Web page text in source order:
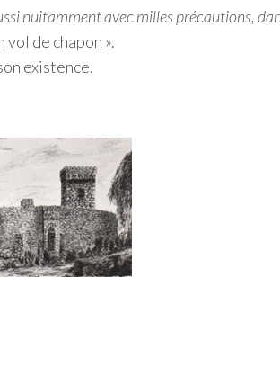
nuitamment avec milles précautions,
vol de chapon ».
existence.